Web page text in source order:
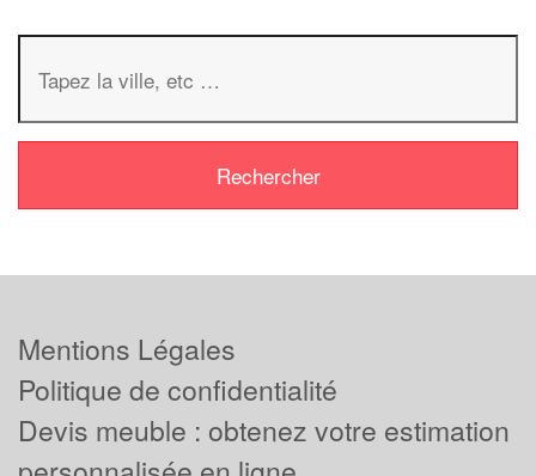
Mentions Légales
Politique de confidentialité
Devis meuble : obtenez votre estimation